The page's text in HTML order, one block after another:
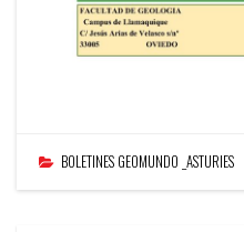
BOLETINES GEOMUNDO _ASTURIES